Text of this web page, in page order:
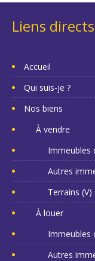
Liens directs
Accueil
Qui suis-je ?
Nos biens
À vendre
Immeubles
Autres
Terrains (V)
À louer
Immeubles
Autres